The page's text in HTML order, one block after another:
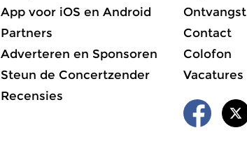
App voor iOS en Android
Partners
Adverteren en Sponsoren
Steun de Concertzender
Recensies
Ontvangst
Contact
Colofon
Vacatures